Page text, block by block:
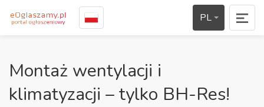
PL
Montaż wentylacji i
klimatyzacji – tylko BH-Res!